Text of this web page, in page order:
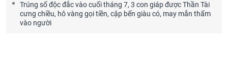
Trúng số độc đắc vào cuối tháng 7, 3 con giáp được Thần Tài
cưng chiều, hô vàng gọi tiền, cập bến giàu có, may mắn thấm
vào người